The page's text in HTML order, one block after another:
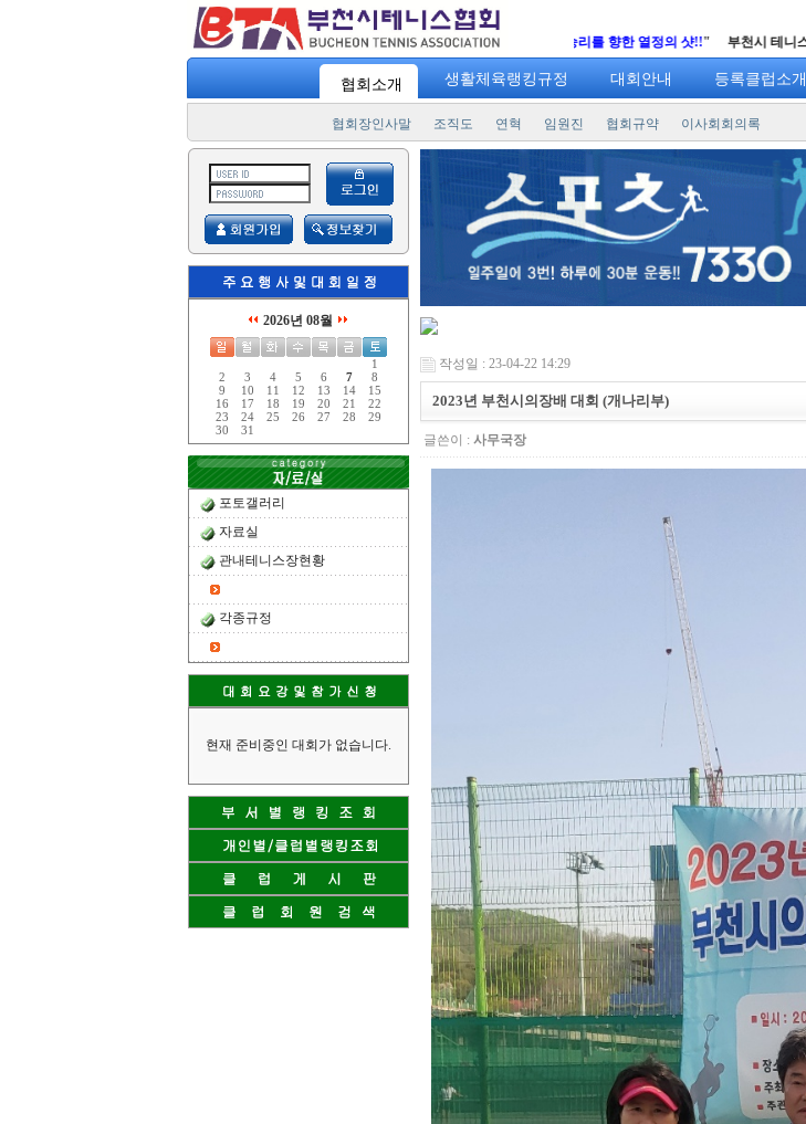
" 일주일에 3번! 하루 30분 운동! "승리를 향한 열정의 샷!! " 부천시 테니스협회http://www.lifetennis.org
협회소개 생활체육랭킹규정 대회안내 등록클럽소개
협회장인사말 조직도 연혁 임원진 협회규약 이사회회의록
2026년 08월
1
2
3 4 5 6 7
8
9
10 11 12 13 14
15
16
17 18 19 20 21
22
23
24 25 26 27 28
29
30
31
포토갤러리
자료실
관내테니스장현황
각종규정
현재 준비중인 대회가 없습니다.
작성일 : 23-04-22 14:29
2023년 부천시의장배 대회 (개나리부)
글쓴이 : 사무국장